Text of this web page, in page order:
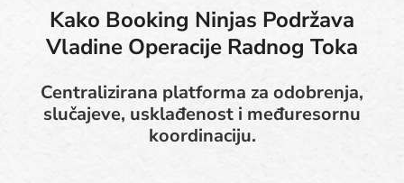
Kako Booking Ninjas Podržava
Vladine Operacije Radnog Toka
Centralizirana platforma za odobrenja,
slučajeve, usklađenost i međuresornu
koordinaciju.